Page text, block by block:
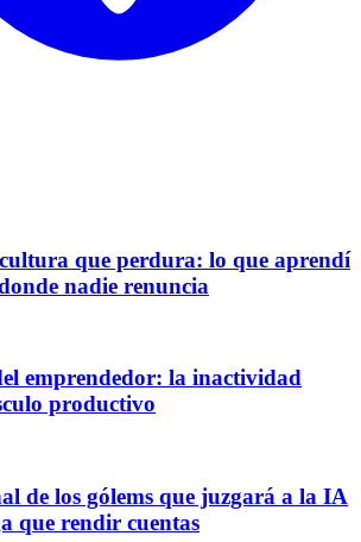
que perdura: lo que aprendí
nadie renuncia
emprendedor: la inactividad
productivo
de los gólems que juzgará a la IA
que rendir cuentas